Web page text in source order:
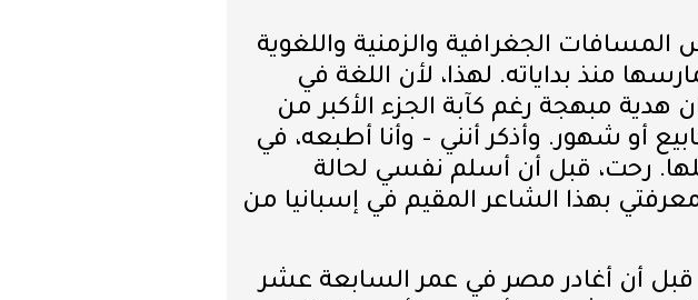
الجغرافية والزمنية واللغوية
منذ بداياته. لهذا، لأن اللغة في
هدية مبهجة رغم كآبة الجزء الأكبر من
أو شهور. وأذكر أنني – وأنا أطبعه، في
رحت، قبل أن أسلم نفسي لحالة
بهذا الشاعر المقيم في إسبانيا من
قبل أن أغادر مصر في عمر السابعة عشر